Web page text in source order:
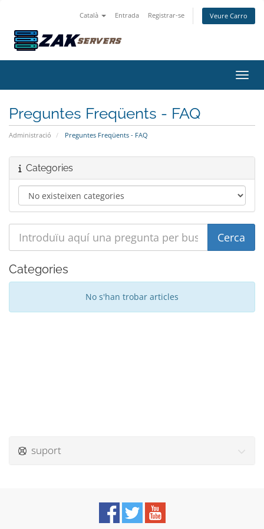
Català Entrada Registrar-se Veure Carro
Preguntes Freqüents - FAQ
Administració Preguntes Freqüents - FAQ
Categories
Categories
No s'han trobar articles
suport